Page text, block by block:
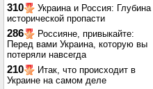
310
Украина и Россия: Глубина
исторической пропасти
286
Россияне, привыкайте:
Перед вами Украина, которую вы
потеряли навсегда
210
Итак, что происходит в
Украине на самом деле